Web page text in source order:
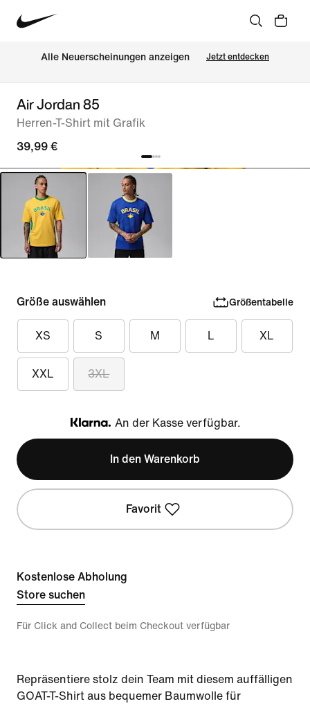
Alle Neuerscheinungen anzeigen Jetzt entdecken
Air Jordan 85
Herren-T-Shirt mit Grafik
39,99 €
Größe auswählen Größentabelle
XS S M L XL
XXL 3XL
Klarna
An der Kasse verfügbar.
In den Warenkorb
Favorit
Kostenlose Abholung
Store suchen
Für Click and Collect beim Checkout verfügbar
Repräsentiere stolz dein Team mit diesem auffälligen
GOAT-T-Shirt aus bequemer Baumwolle für